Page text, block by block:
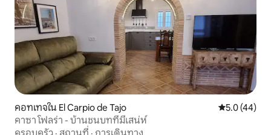
คอทเทจใน El Carpio de Tajo คะแนนเฉลี่ย
5.0 (44)
คาซา โฟลร่า - บ้านชนบทที่มีเสน่ห์
ครอบครัว · สถานที่ · การเดินทาง